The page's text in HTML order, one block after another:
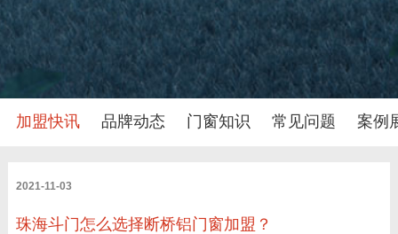
加盟快讯 品牌动态 门窗知识 常见问题 案例
2021-11-03
珠海斗门怎么选择断桥铝门窗加盟？